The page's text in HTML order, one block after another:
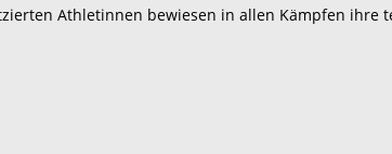
Athletinnen bewiesen in allen Kämpfen ihre